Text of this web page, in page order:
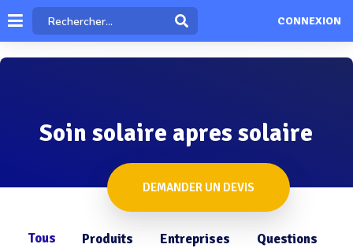
CONNEXION
Soin solaire apres solaire
DEMANDER UN DEVIS
Tous Produits Entreprises Questions